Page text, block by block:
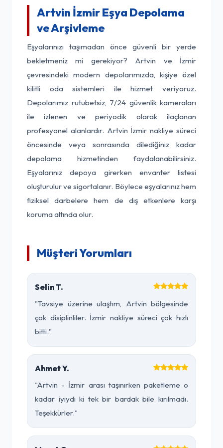
Artvin İzmir Eşya Depolama
ve Arşivleme
Eşyalarınızı taşımadan önce güvenli bir yerde
bekletmeniz mi gerekiyor? Artvin ve İzmir
çevresindeki modern depolarımızda, kişiye özel
kilitli oda sistemleri ile hizmet veriyoruz.
Depolarımız rutubetsiz, 7/24 güvenlik kameraları
ile izlenen ve periyodik olarak ilaçlanan
profesyonel alanlardır. Artvin İzmir nakliye süreci
öncesinde veya sonrasında dilediğiniz kadar
depolama hizmetinden faydalanabilirsiniz.
Eşyalarınız depoya girerken envanter listesi
oluşturulur ve sigortalanır. Böylece eşyalarınız hem
fiziksel darbelere hem de dış etkenlere karşı
koruma altında olur.
Müşteri Yorumları
Selin T.
"Tavsiye üzerine ulaştım, Artvin bölgesinde
çok disiplinliler. İzmir nakliye süreci çok hızlı
bitti."
Ahmet Y.
"Artvin - İzmir arası taşınırken paketleme o
kadar iyiydi ki tek bir bardak bile kırılmadı.
Teşekkürler."